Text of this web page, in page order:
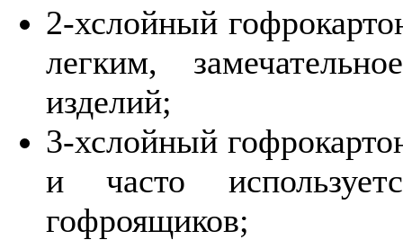
2-хслойный
легким,
изделий;
3-хслойный
и часто
гофроящиков;